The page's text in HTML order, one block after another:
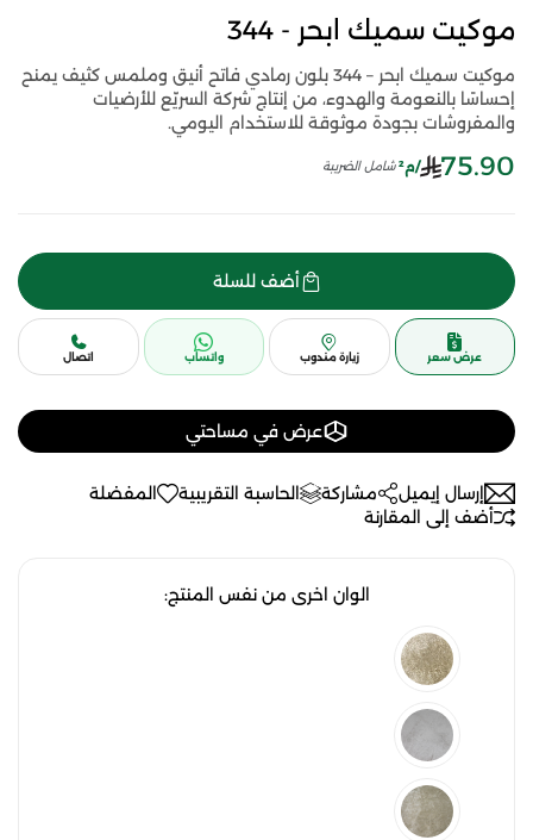
موكيت سميك ابحر - 344
موكيت سميك ابحر – 344 بلون رمادي فاتح أنيق وملمس كثيف يمنح
إحساسًا بالنعومة والهدوء، من إنتاج شركة السريّع للأرضيات
والمفروشات بجودة موثوقة للاستخدام اليومي.
75.90 /م² شامل الضريبة
أضف للسلة
عرض سعر زيارة مندوب واتساب اتصال
عرض في مساحتي
إرسال إيميل مشاركة الحاسبة التقريبية
المفضلة
أضف إلى المقارنة
الوان اخرى من نفس المنتج: